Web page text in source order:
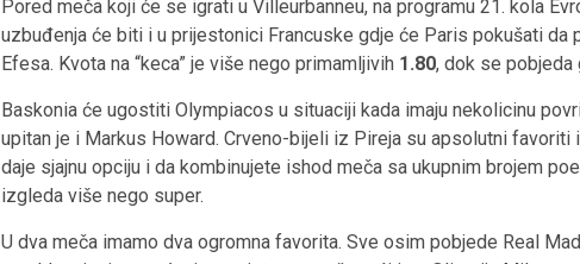
Pored meča koji će se igrati u Villeurbanneu, na programu 21. kola
uzbuđenja će biti i u prijestonici Francuske gdje će Paris pokušati
Efesa. Kvota na “keca” je više nego primamljivih 1.80, dok se pobjeda
Baskonia će ugostiti Olympiacos u situaciji kada imaju nekolicinu
upitan je i Markus Howard. Crveno-bijeli iz Pireja su apsolutni favoriti
daje sjajnu opciju i da kombinujete ishod meča sa ukupnim brojem
izgleda više nego super.
U dva meča imamo dva ogromna favorita. Sve osim pobjede Real